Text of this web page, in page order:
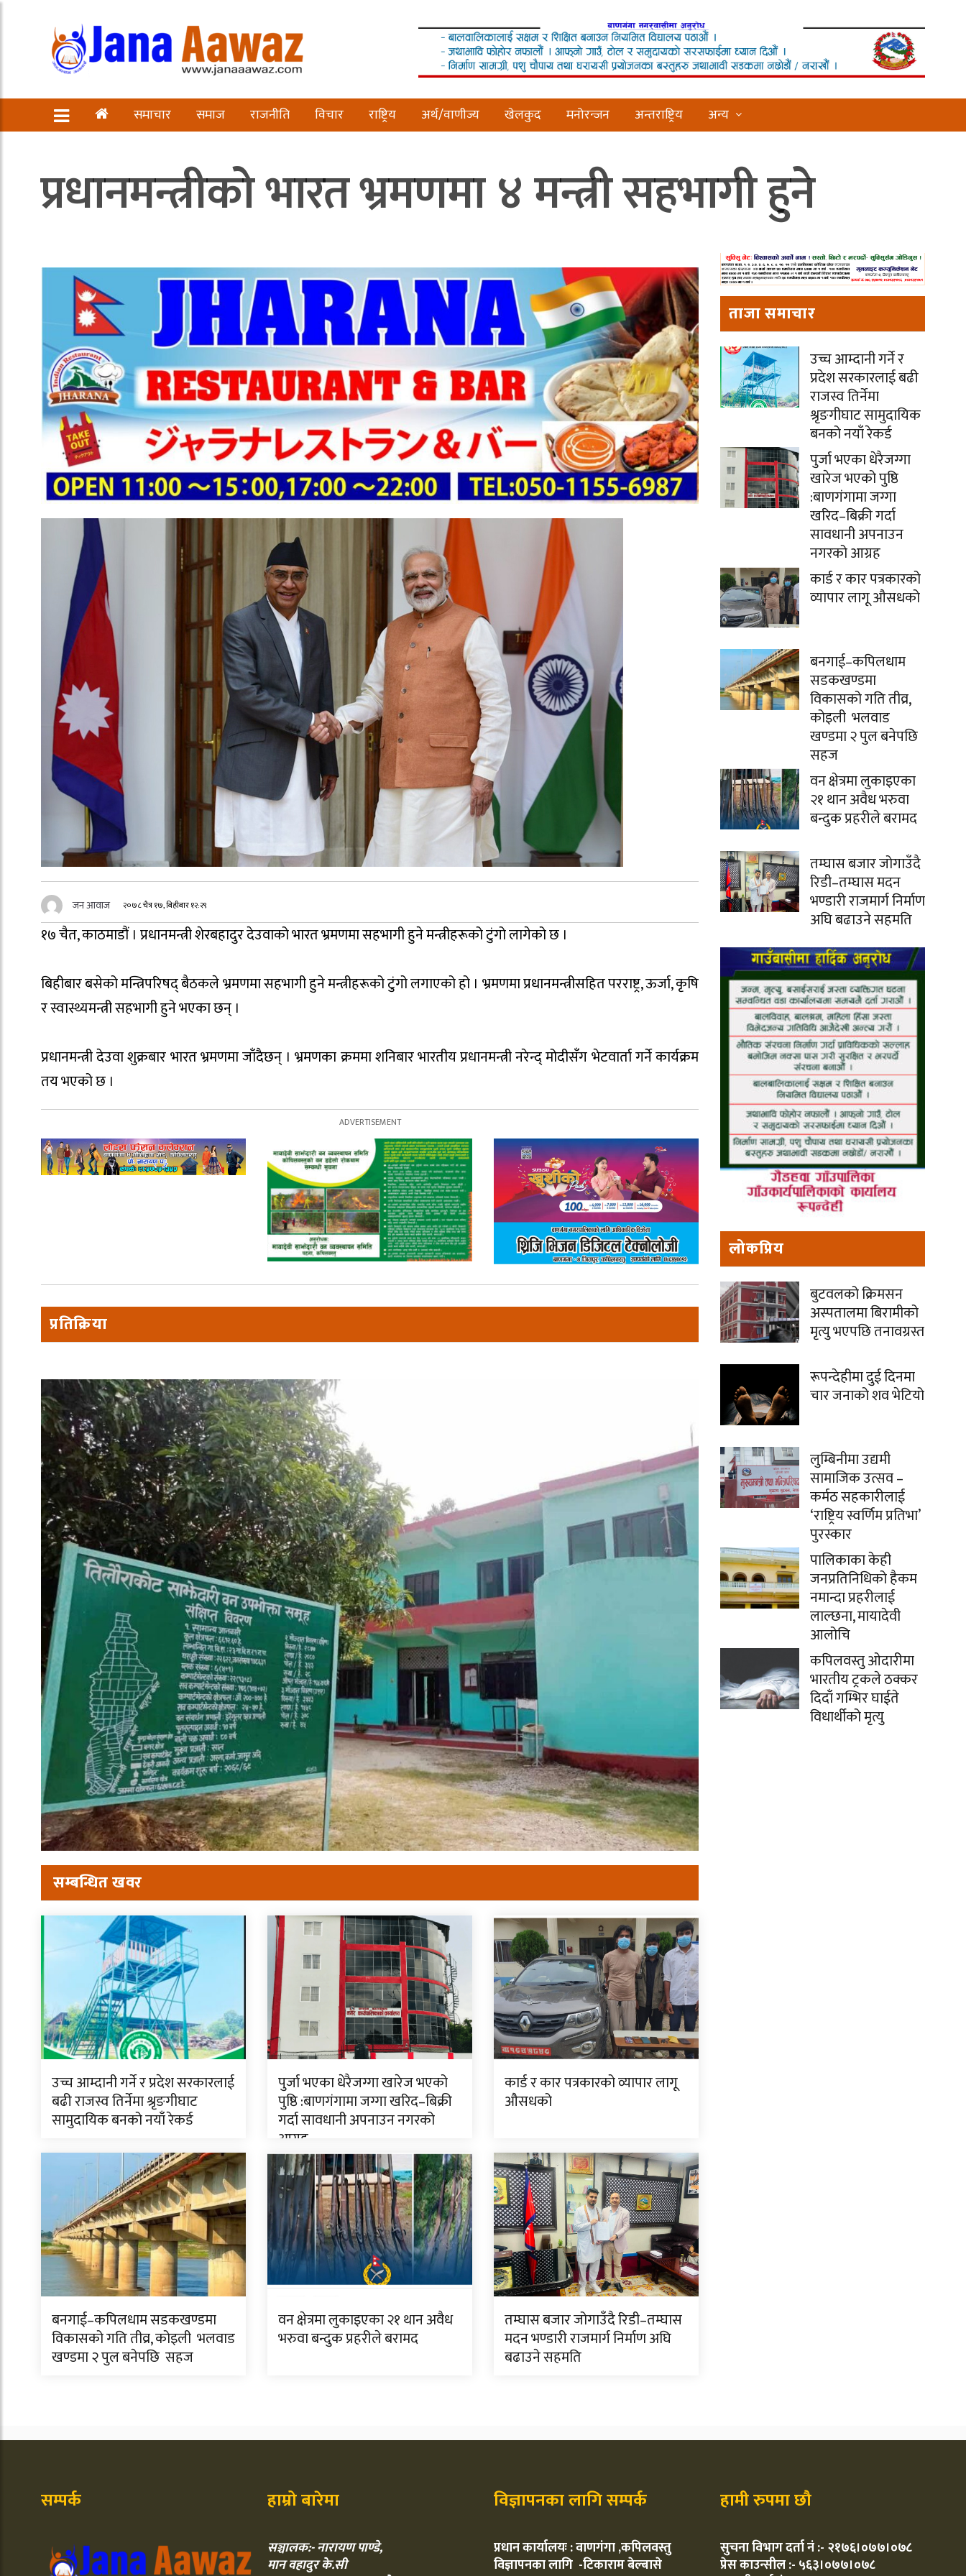
समाचार समाज राजनीति विचार राष्ट्रिय अर्थ/वाणीज्य खेलकुद मनोरन्जन अन्तराष्ट्रिय अन्य
प्रधानमन्त्रीको भारत भ्रमणमा ४ मन्त्री सहभागी हुने
जन आवाज २०७८ चैत्र १७, बिहीबार १२:२९
१७ चैत, काठमाडौं । प्रधानमन्त्री शेरबहादुर देउवाको भारत भ्रमणमा सहभागी हुने मन्त्रीहरूको टुंगो लागेको छ ।
बिहीबार बसेको मन्त्रिपरिषद् बैठकले भ्रमणमा सहभागी हुने मन्त्रीहरूको टुंगो लगाएको हो । भ्रमणमा प्रधानमन्त्रीसहित परराष्ट्र, ऊर्जा, कृषि
र स्वास्थ्यमन्त्री सहभागी हुने भएका छन् ।
प्रधानमन्त्री देउवा शुक्रबार भारत भ्रमणमा जाँदैछन् । भ्रमणका क्रममा शनिबार भारतीय प्रधानमन्त्री नरेन्द् मोदीसँग भेटवार्ता गर्ने कार्यक्रम
तय भएको छ ।
प्रतिक्रिया
सम्बन्धित खवर
उच्च आम्दानी गर्ने र प्रदेश सरकारलाई
बढी राजस्व तिर्नेमा श्रृङगीघाट
सामुदायिक बनको नयाँ रेकर्ड
पुर्जा भएका धेरैजग्गा खारेज भएको
पुष्ठि :बाणगंगामा जग्गा खरिद–बिक्री
गर्दा सावधानी अपनाउन नगरको
आग्रह
कार्ड र कार पत्रकारको व्यापार लागू
औसधको
बनगाई–कपिलधाम सडकखण्डमा
विकासको गति तीव्र, कोइली भलवाड
खण्डमा २ पुल बनेपछि सहज
वन क्षेत्रमा लुकाइएका २१ थान अवैध
भरुवा बन्दुक प्रहरीले बरामद
तम्घास बजार जोगाउँदै रिडी–तम्घास
मदन भण्डारी राजमार्ग निर्माण अघि
बढाउने सहमति
ताजा समाचार
उच्च आम्दानी गर्ने र
प्रदेश सरकारलाई बढी
राजस्व तिर्नेमा
श्रृङगीघाट सामुदायिक
बनको नयाँ रेकर्ड
पुर्जा भएका धेरैजग्गा
खारेज भएको पुष्ठि
:बाणगंगामा जग्गा
खरिद–बिक्री गर्दा
सावधानी अपनाउन
नगरको आग्रह
कार्ड र कार पत्रकारको
व्यापार लागू औसधको
बनगाई–कपिलधाम
सडकखण्डमा
विकासको गति तीव्र,
कोइली भलवाड
खण्डमा २ पुल बनेपछि
सहज
वन क्षेत्रमा लुकाइएका
२१ थान अवैध भरुवा
बन्दुक प्रहरीले बरामद
तम्घास बजार जोगाउँदै
रिडी–तम्घास मदन
भण्डारी राजमार्ग निर्माण
अघि बढाउने सहमति
लोकप्रिय
बुटवलको क्रिमसन
अस्पतालमा बिरामीको
मृत्यु भएपछि तनावग्रस्त
रूपन्देहीमा दुई दिनमा
चार जनाको शव भेटियो
लुम्बिनीमा उद्यमी
सामाजिक उत्सव –
कर्मठ सहकारीलाई
‘राष्ट्रिय स्वर्णिम प्रतिभा’
पुरस्कार
पालिकाका केही
जनप्रतिनिधिको हैकम
नमान्दा प्रहरीलाई
लाल्छना, मायादेवी
आलोचि
कपिलवस्तु ओदारीमा
भारतीय ट्रकले ठक्कर
दिदाँ गम्भिर घाईते
विधार्थीको मृत्यु
सम्पर्क हाम्रो बारेमा
सञ्चालक:- नारायण पाण्डे,
मान वहादुर के.सी
विज्ञापनका लागि सम्पर्क
प्रधान कार्यालयः : वाणगंगा ,कपिलवस्तु
विज्ञापनका लागि -टिकाराम बेल्बासे
हामी रुपमा छौ
सुचना विभाग दर्ता नं :- २१७६।०७७।०७८
प्रेस काउन्सील :- ५६३।०७७।०७८